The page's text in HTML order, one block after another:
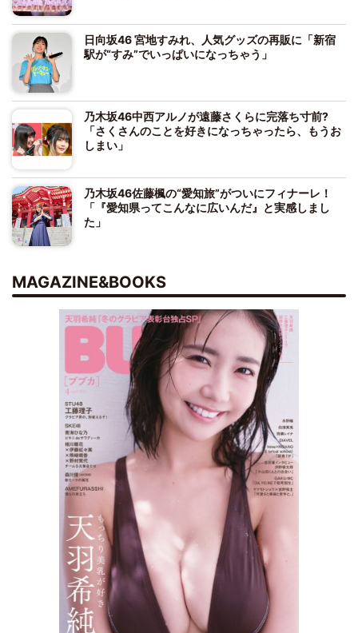
日向坂46 宮地すみれ、人気グッズの再販に「新宿
駅が“すみ”でいっぱいになっちゃう」
乃木坂46中西アルノが遠藤さくらに完落ち寸前?
「さくさんのことを好きになっちゃったら、もうお
しまい」
乃木坂46佐藤楓の“愛知旅”がついにフィナーレ！
「『愛知県ってこんなに広いんだ』と実感しまし
た」
MAGAZINE&BOOKS